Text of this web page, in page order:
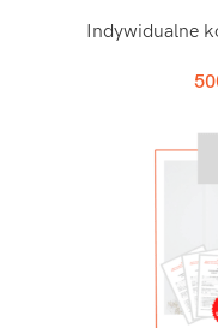
Indywidualne